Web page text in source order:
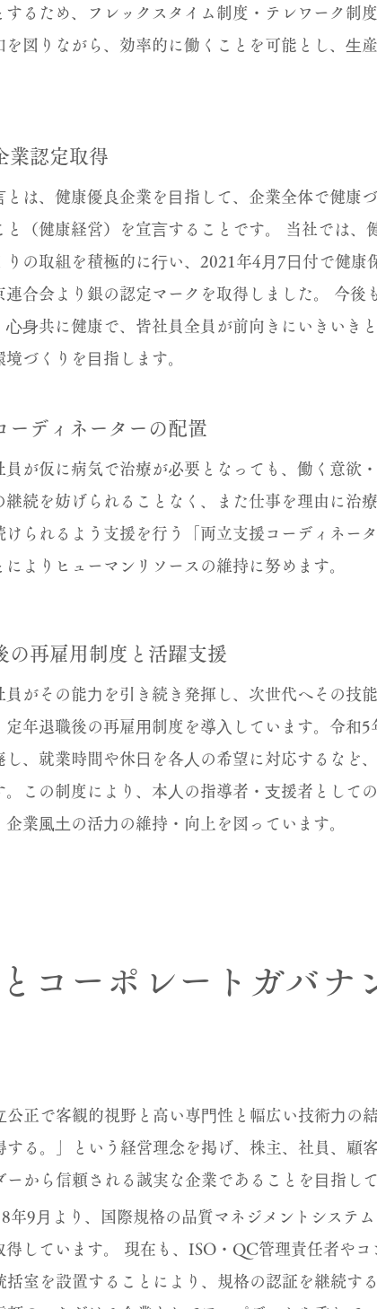
するため、フレックスタイム制度・テレワーク制
を図りながら、効率的に働くことを可能とし、⽣
業認定取得
とは、健康優良企業を⽬指して、企業全体で健康づ
と（健康経営）を宣⾔することです。 当社では、
りの取組を積極的に⾏い、2021年4⽉7⽇付で健康
連合会より銀の認定マークを取得しました。 今後
⼼⾝共に健康で、皆社員全員が前向きにいきいき
づくりを⽬指します。
ーディネーターの配置
員が仮に病気で治療が必要となっても、働く意欲
継続を妨げられることなく、また仕事を理由に治
けられるよう支援を行う「両立支援コーディネー
によりヒューマンリソースの維持に努めます。
の再雇用制度と活躍支援
員がその能⼒を引き続き発揮し、次世代へその技
定年退職後の再雇⽤制度を導⼊しています。令和5
し、就業時間や休⽇を各⼈の希望に対応するなど
。この制度により、本⼈の指導者・⽀援者として
企業⾵⼟の活⼒の維持・向上を図っています。
コーポレートガバナ
公正で客観的視野と高い専⾨性と幅広い技術⼒の
する。」という経営理念を掲げ、株主、社員、顧
ーから信頼される誠実な企業であることを⽬指して
年9⽉より、国際規格の品質マネジメントシステム
得しています。 現在も、ISO・QC管理責任者やコ
括室を設置することにより、規格の認証を継続する